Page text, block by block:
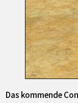
Das kommende